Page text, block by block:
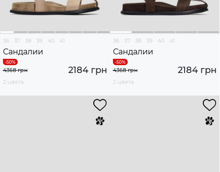
36 37 38 39 40 41
Сандалии
2184 грн
4368 грн
2 цвета
36 37 38 39 40 41
Сандалии
2184 грн
4368 грн
2 цвета